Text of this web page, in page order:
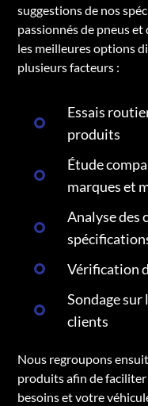
suggestions de nos
passionnés de pneus
les meilleures options
plusieurs facteurs :
Essais
produits
Étude
marques et
Analyse des
Vérification
Sondage sur
clients
Nous regroupons
produits afin de
besoins et votre